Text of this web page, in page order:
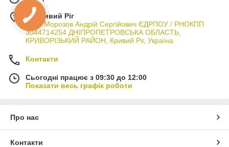
м. Кривий Ріг
ФОП Морозов Андрій Сергійович ЄДРПОУ / РНОКПП
3044714254 ДНІПРОПЕТРОВСЬКА ОБЛАСТЬ,
КРИВОРІЗЬКИЙ РАЙОН, Кривий Ріг, Україна
Контакти
Сьогодні працює з 09:30 до 12:00
Показати весь графік роботи
Про нас
Контакти